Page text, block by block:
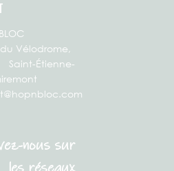
du Vélodrome,
Étienne-
nous sur